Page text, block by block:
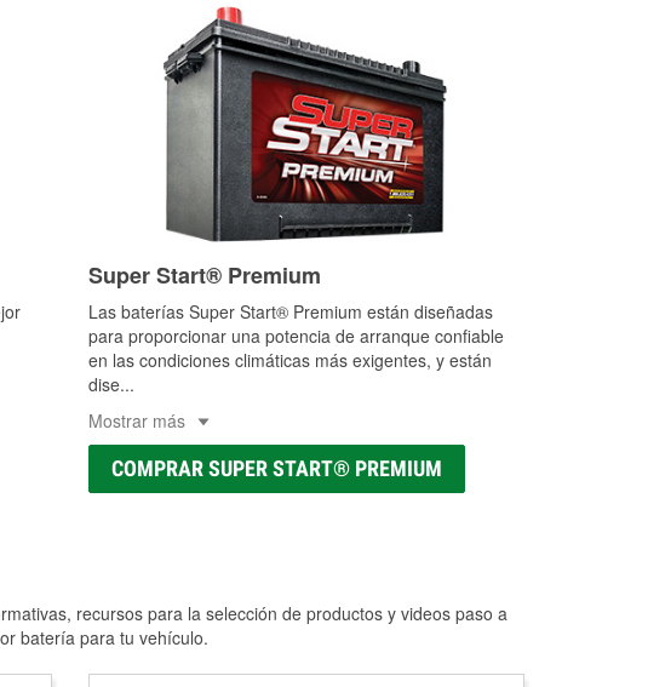
Super Start® Premium
Las baterías Super Start® Premium están diseñadas
para proporcionar una potencia de arranque confiable
en las condiciones climáticas más exigentes, y están
dise...
Mostrar más
COMPRAR SUPER START® PREMIUM
recursos para la selección de productos y videos paso a
batería para tu vehículo.